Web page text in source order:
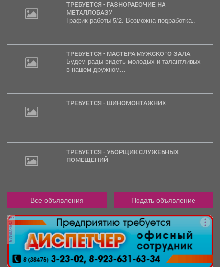
ТРЕБУЕТСЯ - РАЗНОРАБОЧИЕ НА
МЕТАЛЛОБАЗУ
График работы 5/2. Возможна подработка..
ТРЕБУЕТСЯ - МАСТЕРА МУЖСКОГО ЗАЛА
Будем рады видеть молодых и талантливых
в нашем дружном...
ТРЕБУЕТСЯ - ШИНОМОНТАЖНИК
ТРЕБУЕТСЯ - УБОРЩИК СЛУЖЕБНЫХ
ПОМЕЩЕНИЙ
Все объявления Подать объявление
реклама